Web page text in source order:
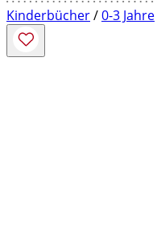
Kinderbücher/0-3 Jahre